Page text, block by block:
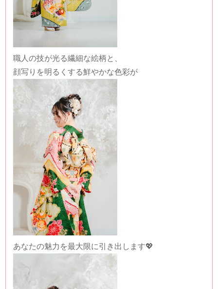
職人の技が光る繊細な絵柄と、
顔写りを明るくする鮮やかな色彩が
あなたの魅力を最大限に引き出します💖